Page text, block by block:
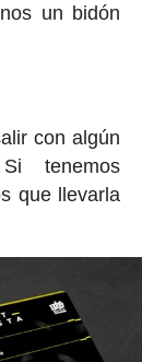
un bidón
con algún
tenemos
que llevarla